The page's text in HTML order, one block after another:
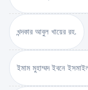
খন্দকার আবুল খায়ের রহ.
ইমাম মুহাম্মদ ইবনে